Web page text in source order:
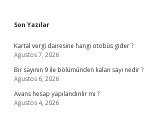
Sidebar
Son Yazılar
Kartal vergi dairesine hangi otobüs gider ?
Ağustos 7, 2026
Bir sayının 9 ile bölümünden kalan sayı nedir ?
Ağustos 6, 2026
Avans hesap yapılandırılır mı ?
Ağustos 4, 2026